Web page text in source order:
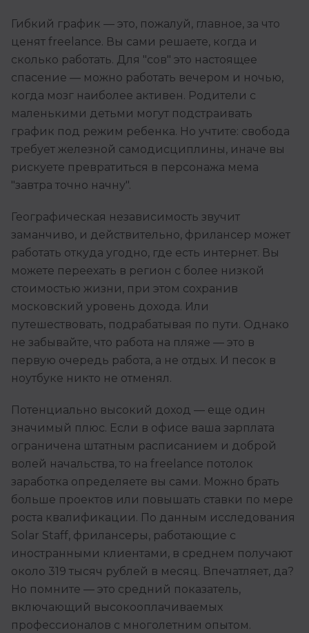
Гибкий график — это, пожалуй, главное, за что
ценят freelance. Вы сами решаете, когда и
сколько работать. Для "сов" это настоящее
спасение — можно работать вечером и ночью,
когда мозг наиболее активен. Родители с
маленькими детьми могут подстраивать
график под режим ребенка. Но учтите: свобода
требует железной самодисциплины, иначе вы
рискуете превратиться в персонажа мема
"завтра точно начну".
Географическая независимость звучит
заманчиво, и действительно, фрилансер может
работать откуда угодно, где есть интернет. Вы
можете переехать в регион с более низкой
стоимостью жизни, при этом сохранив
московский уровень дохода. Или
путешествовать, подрабатывая по пути. Однако
не забывайте, что работа на пляже — это в
первую очередь работа, а не отдых. И песок в
ноутбуке никто не отменял.
Потенциально высокий доход — еще один
значимый плюс. Если в офисе ваша зарплата
ограничена штатным расписанием и доброй
волей начальства, то на freelance потолок
заработка определяете вы сами. Можно брать
больше проектов или повышать ставки по мере
роста квалификации. По данным исследования
Solar Staff, фрилансеры, работающие с
иностранными клиентами, в среднем получают
около 319 тысяч рублей в месяц. Впечатляет, да?
Но помните — это средний показатель,
включающий высокооплачиваемых
профессионалов с многолетним опытом.